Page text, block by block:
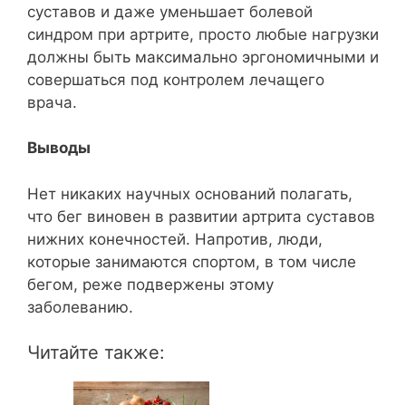
суставов и даже уменьшает болевой
синдром при артрите, просто любые нагрузки
должны быть максимально эргономичными и
совершаться под контролем лечащего
врача.
Выводы
Нет никаких научных оснований полагать,
что бег виновен в развитии артрита суставов
нижних конечностей. Напротив, люди,
которые занимаются спортом, в том числе
бегом, реже подвержены этому
заболеванию.
Читайте также: